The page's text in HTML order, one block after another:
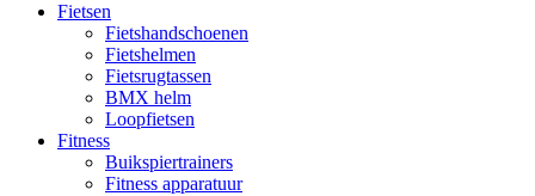
Fietsen
Fietshandschoenen
Fietshelmen
Fietsrugtassen
BMX helm
Loopfietsen
Fitness
Buikspiertrainers
Fitness apparatuur